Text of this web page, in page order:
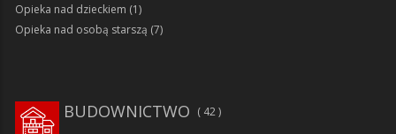
Opieka nad dzieckiem (1)
Opieka nad osobą starszą (7)
BUDOWNICTWO 42